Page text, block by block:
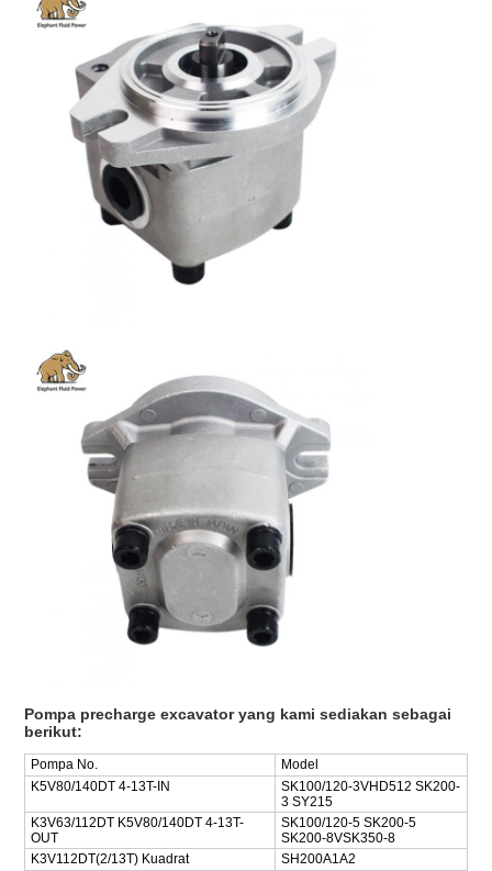
Pompa precharge excavator yang kami sediakan sebagai
berikut:
Pompa No.
Model
K5V80/140DT 4-13T-IN
SK100/120-3VHD512 SK200-
3 SY215
K3V63/112DT K5V80/140DT 4-13T-
OUT
SK100/120-5 SK200-5
SK200-8VSK350-8
K3V112DT(2/13T) Kuadrat
SH200A1A2